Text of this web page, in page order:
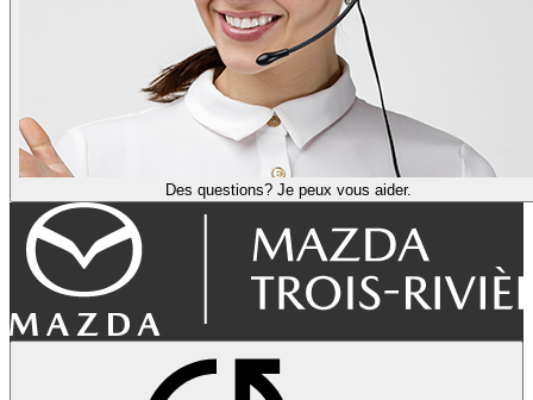
Des questions? Je peux vous aider.